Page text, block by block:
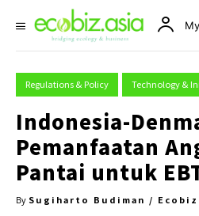
Regulations & Policy Technology &
Indonesia-
Pemanfaatan
Pantai untuk
By Sugiharto Budiman /